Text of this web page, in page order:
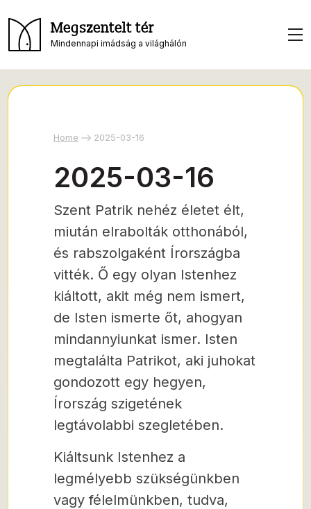
Megszentelt tér
Mindennapi imádság a világhálón
Home 2025-03-16
2025-03-16
Szent Patrik nehéz életet élt,
miután elrabolták otthonából,
és rabszolgaként Írországba
vitték. Ő egy olyan Istenhez
kiáltott, akit még nem ismert,
de Isten ismerte őt, ahogyan
mindannyiunkat ismer. Isten
megtalálta Patrikot, aki juhokat
gondozott egy hegyen,
Írország szigetének
legtávolabbi szegletében.
Kiáltsunk Istenhez a
legmélyebb szükségünkben
vagy félelmünkben, tudva,